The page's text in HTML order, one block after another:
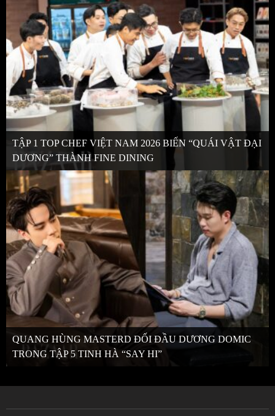
TẬP 1 TOP CHEF VIỆT NAM 2026 BIẾN “QUÁI VẬT ĐẠI
DƯƠNG” THÀNH FINE DINING
QUANG HÙNG MASTERD ĐỐI ĐẦU DƯƠNG DOMIC
TRONG TẬP 5 TINH HÀ “SAY HI”